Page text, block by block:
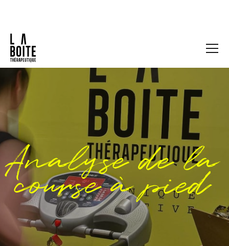
Analyse de la
course à pied